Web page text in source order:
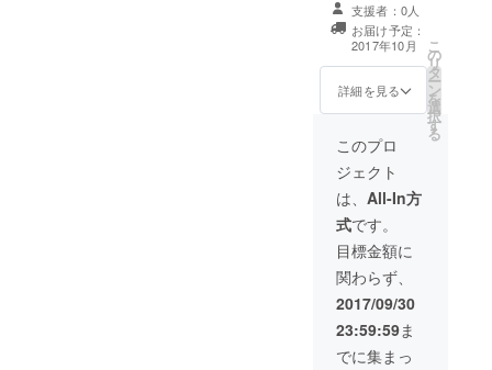
支援者：0人
お届け予定：
2017年10月
詳細を見る
こ
の
リ
タ
ー
ン
を
選
択
す
る
このプロ
ジェクト
は、 All-In方
式です。
目標金額に
関わらず、
2017/09/30
23:59:59ま
でに集まっ